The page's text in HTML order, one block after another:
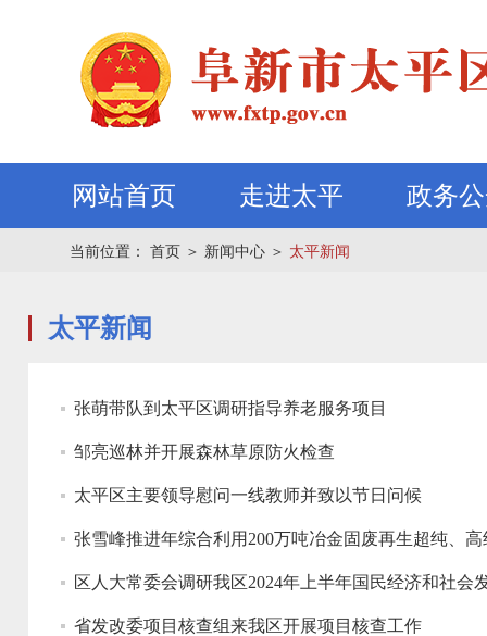
网站首页 走进太平 政务
当前位置： 首页 ＞ 新闻中心 ＞ 太平新闻
太平新闻
张萌带队到太平区调研指导养老服务项目
邹亮巡林并开展森林草原防火检查
太平区主要领导慰问一线教师并致以节日问候
张雪峰推进年综合利用200万吨冶金固废再生超纯、
区人大常委会调研我区2024年上半年国民经济和社会
省发改委项目核查组来我区开展项目核查工作